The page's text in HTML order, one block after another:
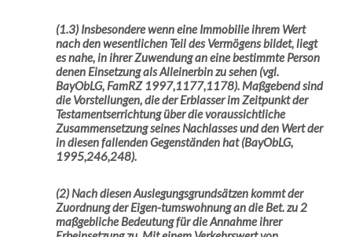
(1.3) Insbesondere wenn eine Immobilie ihrem Wert
nach den wesentlichen Teil des Vermögens bildet, liegt
es nahe, in ihrer Zuwendung an eine bestimmte Person
denen Einsetzung als Alleinerbin zu sehen (vgl.
BayObLG, FamRZ 1997,1177,1178). Maßgebend sind
die Vorstellungen, die der Erblasser im Zeitpunkt der
Testamentserrichtung über die voraussichtliche
Zusammensetzung seines Nachlasses und den Wert der
in diesen fallenden Gegenständen hat (BayObLG,
1995,246,248).
(2) Nach diesen Auslegungsgrundsätzen kommt der
Zuordnung der Eigen-tumswohnung an die Bet. zu 2
maßgebliche Bedeutung für die Annahme ihrer